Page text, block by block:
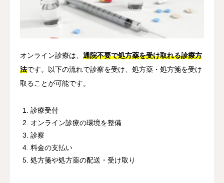
オンライン診療は、 通院不要で処方薬を受け取れる診療方
法です。以下の流れで診察を受け、処方薬・処方箋を受け
取ることが可能です。
診療受付
オンライン診療の環境を整備
診察
料金の支払い
処方箋や処方薬の配送・受け取り